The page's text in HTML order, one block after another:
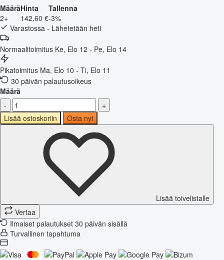
MääräHinta
Tallenna
2+
142,60 €-3%
Varastossa - Lähetetään heti
Normaalitoimitus Ke, Elo 12 - Pe, Elo 14
Pikatoimitus Ma, Elo 10 - Ti, Elo 11
30 päivän palautusoikeus
Määrä
-
+
Lisää ostoskoriin
Osta nyt
Lisää toivelistalle
Vertaa
Ilmaiset palautukset 30 päivän sisällä
Turvallinen tapahtuma